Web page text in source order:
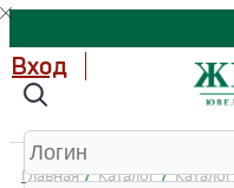
Главная / Каталог / Каталог
Вход